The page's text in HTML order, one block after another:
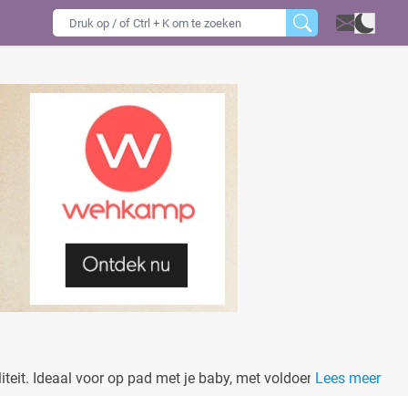
Ideaal voor op pad met je baby, met voldoende ruimte
Lees meer